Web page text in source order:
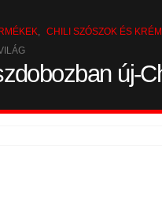
CHILI SZÓSZOK ÉS
új-